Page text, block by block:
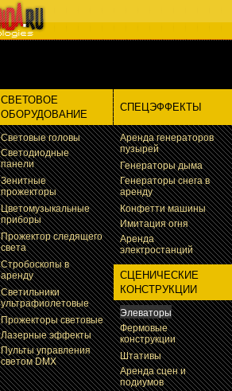
СВЕТОВОЕ
ОБОРУДОВАНИЕ
Световые головы
Светодиодные
панели
Зенитные
прожекторы
Цветомузыкальные
приборы
Прожектор следящего
света
Стробоскопы в
аренду
Светильники
ультрафиолетовые
Прожекторы световые
Лазерные эффекты
Пульты управления
светом DMX
СПЕЦЭФФЕКТЫ
Аренда генераторов
пузырей
Генераторы дыма
Генераторы снега в
аренду
Конфетти машины
Имитация огня
Аренда
электростанций
СЦЕНИЧЕСКИЕ
КОНСТРУКЦИИ
Элеваторы
Фермовые
конструкции
Штативы
Аренда сцен и
подиумов